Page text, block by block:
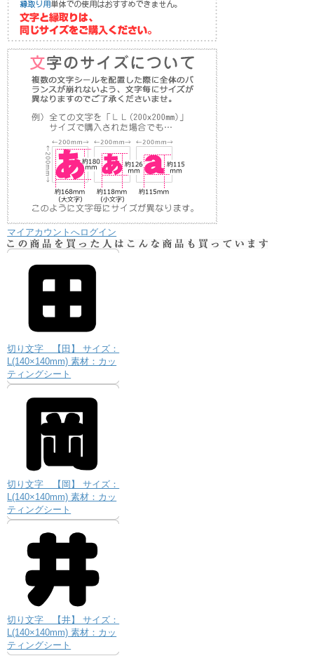
マイアカウントへログイン
切り文字 【田】 サイズ：
L(140×140mm) 素材：カッ
ティングシート
切り文字 【岡】 サイズ：
L(140×140mm) 素材：カッ
ティングシート
切り文字 【井】 サイズ：
L(140×140mm) 素材：カッ
ティングシート